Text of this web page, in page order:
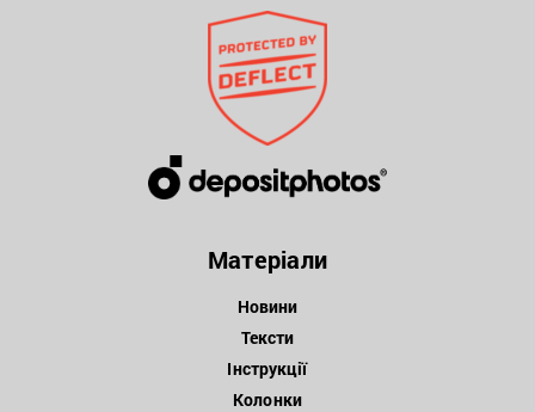
Матеріали
Новини
Тексти
Інструкції
Колонки